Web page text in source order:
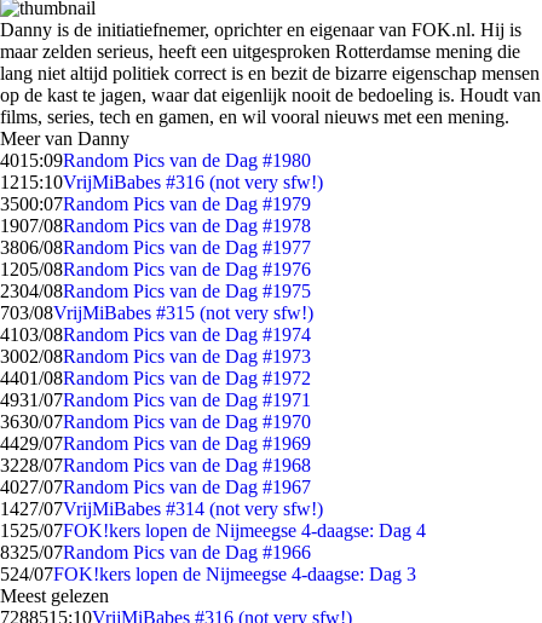
Danny is de initiatiefnemer, oprichter en eigenaar van FOK.nl. Hij is
maar zelden serieus, heeft een uitgesproken Rotterdamse mening die
lang niet altijd politiek correct is en bezit de bizarre eigenschap mensen
op de kast te jagen, waar dat eigenlijk nooit de bedoeling is. Houdt van
films, series, tech en gamen, en wil vooral nieuws met een mening.
Meer van Danny
4015:09Random Pics van de Dag #1980
1215:10VrijMiBabes #316 (not very sfw!)
3500:07Random Pics van de Dag #1979
1907/08Random Pics van de Dag #1978
3806/08Random Pics van de Dag #1977
1205/08Random Pics van de Dag #1976
2304/08Random Pics van de Dag #1975
703/08VrijMiBabes #315 (not very sfw!)
4103/08Random Pics van de Dag #1974
3002/08Random Pics van de Dag #1973
4401/08Random Pics van de Dag #1972
4931/07Random Pics van de Dag #1971
3630/07Random Pics van de Dag #1970
4429/07Random Pics van de Dag #1969
3228/07Random Pics van de Dag #1968
4027/07Random Pics van de Dag #1967
1427/07VrijMiBabes #314 (not very sfw!)
1525/07FOK!kers lopen de Nijmeegse 4-daagse: Dag 4
8325/07Random Pics van de Dag #1966
524/07FOK!kers lopen de Nijmeegse 4-daagse: Dag 3
Meest gelezen
7288515:10VrijMiBabes #316 (not very sfw!)